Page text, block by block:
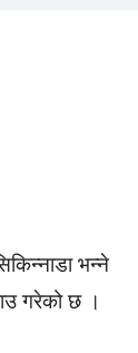
भन्ने
गरेको छ ।